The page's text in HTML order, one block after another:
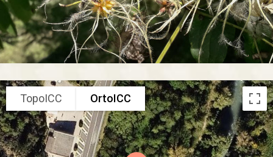
TopoICC OrtoICC